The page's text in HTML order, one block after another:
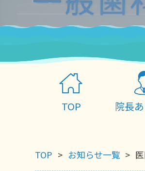
TOP 院長
TOP お知らせ一覧